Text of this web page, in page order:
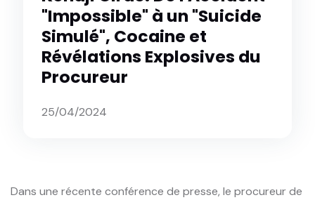
"Impossible" à un "Suicide
Simulé", Cocaine et
Révélations Explosives du
Procureur
25/04/2024
Dans une récente conférence de presse, le procureur de